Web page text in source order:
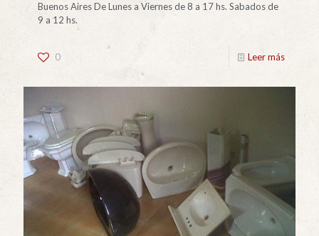
Buenos Aires De Lunes a Viernes de 8 a 17 hs. Sabados de
9 a 12 hs.
0 Leer más